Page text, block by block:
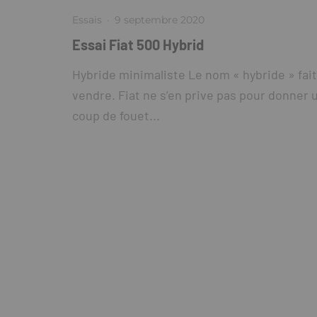
Essais · 9 septembre 2020
Essai Fiat 500 Hybrid
Hybride minimaliste Le nom « hybride » fait
vendre. Fiat ne s’en prive pas pour donner
coup de fouet...